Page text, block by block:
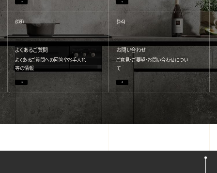
(03)
よくあるご質問
よくあるご質問への回答やお手入れ
等の情報
(04)
お問い合わせ
ご意見・ご要望・お問い合わせについ
て